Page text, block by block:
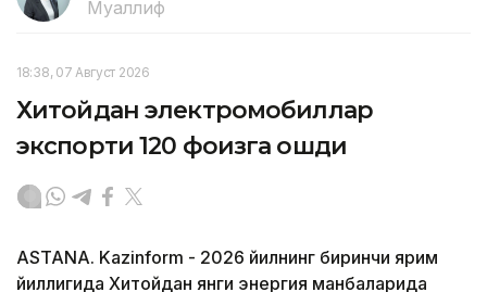
Муаллиф
18:38, 07 Август 2026
Хитойдан электромобиллар
экспорти 120 фоизга ошди
ASTANA. Kazinform - 2026 йилнинг биринчи ярим
йиллигида Хитойдан янги энергия манбаларида